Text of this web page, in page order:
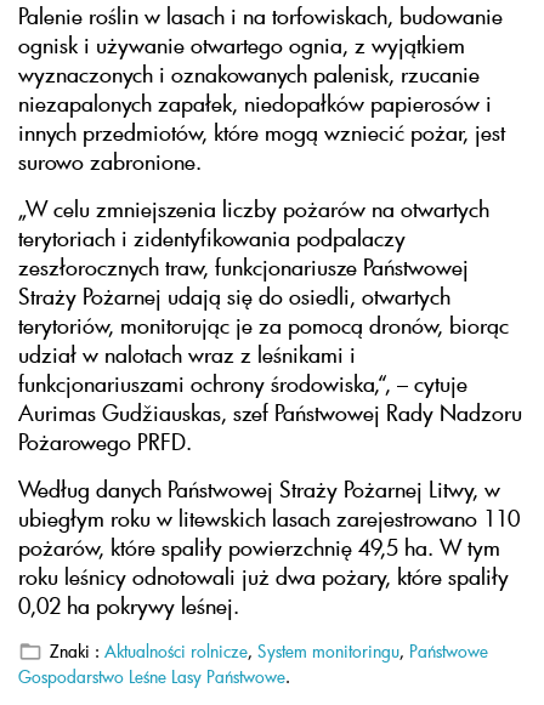
Palenie roślin w lasach i na torfowiskach, budowanie
ognisk i używanie otwartego ognia, z wyjątkiem
wyznaczonych i oznakowanych palenisk, rzucanie
niezapalonych zapałek, niedopałków papierosów i
innych przedmiotów, które mogą wzniecić pożar, jest
surowo zabronione.
„W celu zmniejszenia liczby pożarów na otwartych
terytoriach i zidentyfikowania podpalaczy
zeszłorocznych traw, funkcjonariusze Państwowej
Straży Pożarnej udają się do osiedli, otwartych
terytoriów, monitorując je za pomocą dronów, biorąc
udział w nalotach wraz z leśnikami i
funkcjonariuszami ochrony środowiska,“, – cytuje
Aurimas Gudžiauskas, szef Państwowej Rady Nadzoru
Pożarowego PRFD.
Według danych Państwowej Straży Pożarnej Litwy, w
ubiegłym roku w litewskich lasach zarejestrowano 110
pożarów, które spaliły powierzchnię 49,5 ha. W tym
roku leśnicy odnotowali już dwa pożary, które spaliły
0,02 ha pokrywy leśnej.
Znaki : Aktualności rolnicze, System monitoringu, Państwowe
Gospodarstwo Leśne Lasy Państwowe.